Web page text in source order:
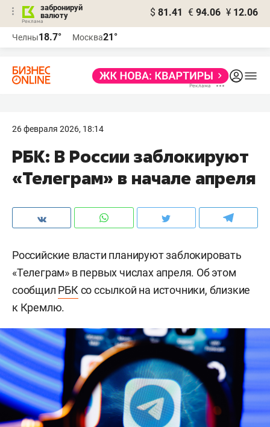
забронируй
валюту
$ 81.41 € 94.06 ¥ 12.06
Челны18.7° Москва21°
26 февраля 2026, 18:14
РБК: В России заблокируют
«Телеграм» в начале апреля
Российские власти планируют заблокировать
«Телеграм» в первых числах апреля. Об этом
сообщил РБК со ссылкой на источники, близкие
к Кремлю.